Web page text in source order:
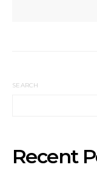
SEARCH
Recent